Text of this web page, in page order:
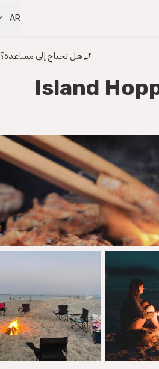
AR
هل تحتاج إلى مساعدة؟
Island